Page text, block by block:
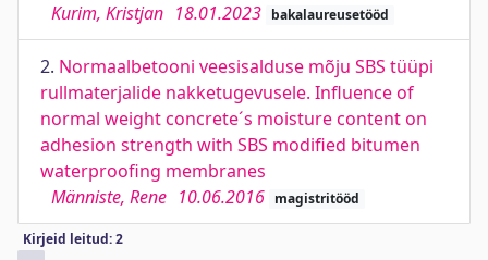
Kurim, Kristjan 18.01.2023 bakalaureusetööd
2. Normaalbetooni veesisalduse mõju SBS tüüpi
rullmaterjalide nakketugevusele. Influence of
normal weight concrete´s moisture content on
adhesion strength with SBS modified bitumen
waterproofing membranes
Männiste, Rene 10.06.2016 magistritööd
Kirjeid leitud: 2